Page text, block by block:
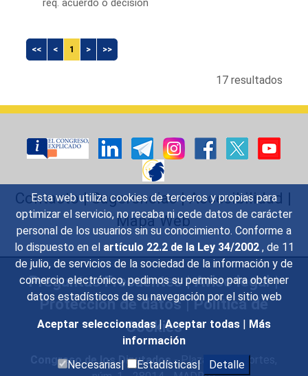
Esta web utiliza cookies de terceros y propias para
optimizar el servicio, no recaba ni cede datos de carácter
personal de los usuarios sin su conocimiento. Conforme a
lo dispuesto en el artículo 22.2 de la Ley 34/2002 , de 11
de julio, de servicios de la sociedad de la información y de
comercio electrónico, pedimos su permiso para obtener
datos estadísticos de su navegación por el sitio web
Aceptar seleccionadas | Aceptar todas | Más
información
Necesarias|
Estadísticas| Detalle
<< < 1 > >>
17 resultados
Contacto|Sugerencias|Accesibilidad |
Mapa Web
Preguntas Frecuentes|Aviso legal|
Protección de datos|Política de
Cookies
Congreso de los Diputados- Plaza de las Cortes,